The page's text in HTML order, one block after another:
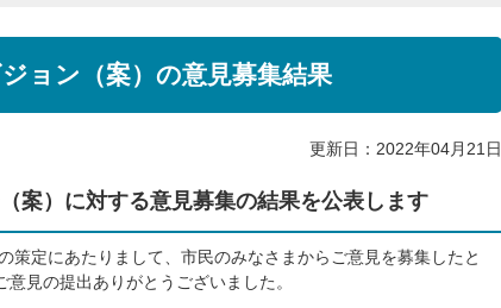
ョン（案）の意見募集結果
更新日：2022年04月21日
案）に対する意見募集の結果を公表します
策定にあたりまして、市民のみなさまからご意見を募集したと
見の提出ありがとうございました。